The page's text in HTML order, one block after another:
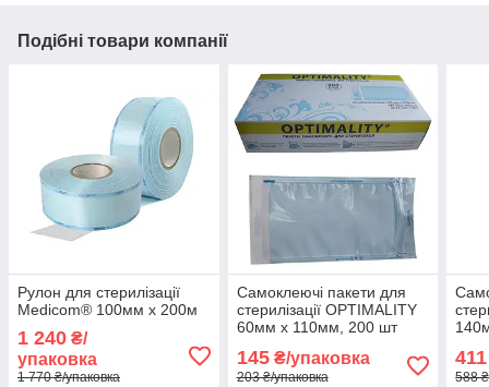
Подібні товари компанії
Рулон для стерилізації
Medicom® 100мм х 200м
1 240 ₴/
упаковка
1 770 ₴/упаковка
Самоклеючі пакети для
стерилізації OPTIMALITY
60мм х 110мм, 200 шт
145₴/упаковка
203 ₴/упаковка
411
588